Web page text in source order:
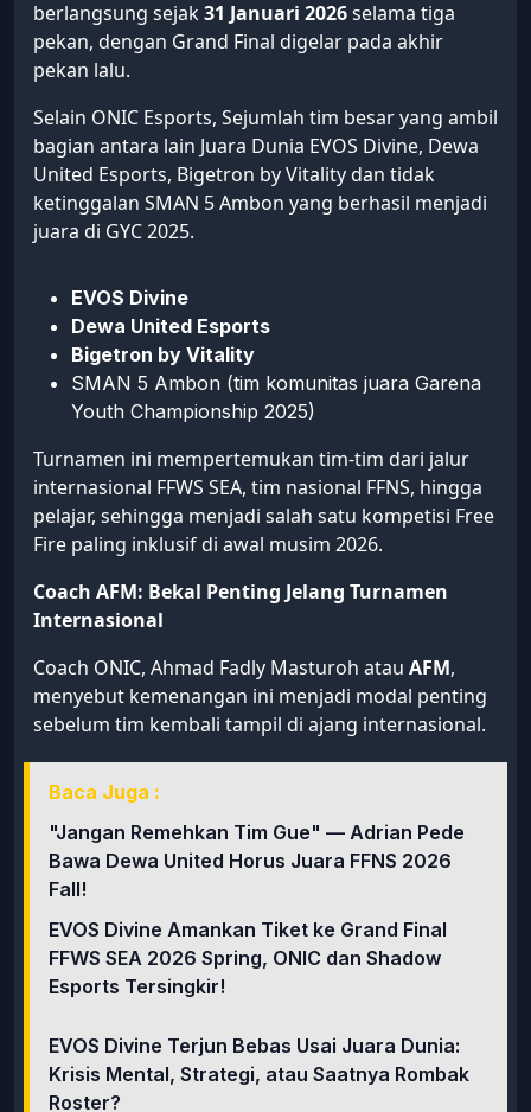
berlangsung sejak31 Januari 2026selama tiga
pekan, dengan Grand Final digelar pada akhir
pekan lalu.
Selain ONIC Esports, Sejumlah tim besar yang ambil
bagian antara lain Juara Dunia EVOS Divine, Dewa
United Esports, Bigetron by Vitality dan tidak
ketinggalan SMAN 5 Ambon yang berhasil menjadi
juara di GYC 2025.
EVOS Divine
Dewa United Esports
Bigetron by Vitality
SMAN 5 Ambon (tim komunitas juara Garena
Youth Championship 2025)
Turnamen ini mempertemukan tim-tim dari jalur
internasional FFWS SEA, tim nasional FFNS, hingga
pelajar, sehingga menjadi salah satu kompetisi Free
Fire paling inklusif di awal musim 2026.
Coach AFM: Bekal Penting Jelang Turnamen
Internasional
Coach ONIC, Ahmad Fadly Masturoh atau AFM,
menyebut kemenangan ini menjadi modal penting
sebelum tim kembali tampil di ajang internasional.
Baca Juga :
"Jangan Remehkan Tim Gue" — Adrian Pede
Bawa Dewa United Horus Juara FFNS 2026
Fall!
EVOS Divine Amankan Tiket ke Grand Final
FFWS SEA 2026 Spring, ONIC dan Shadow
Esports Tersingkir!
EVOS Divine Terjun Bebas Usai Juara Dunia:
Krisis Mental, Strategi, atau Saatnya Rombak
Roster?